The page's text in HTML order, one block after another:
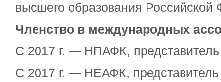
высшего образования Российской
Членство в международных
С 2017 г. — НПАФК,
С 2017 г. — НЕАФК,